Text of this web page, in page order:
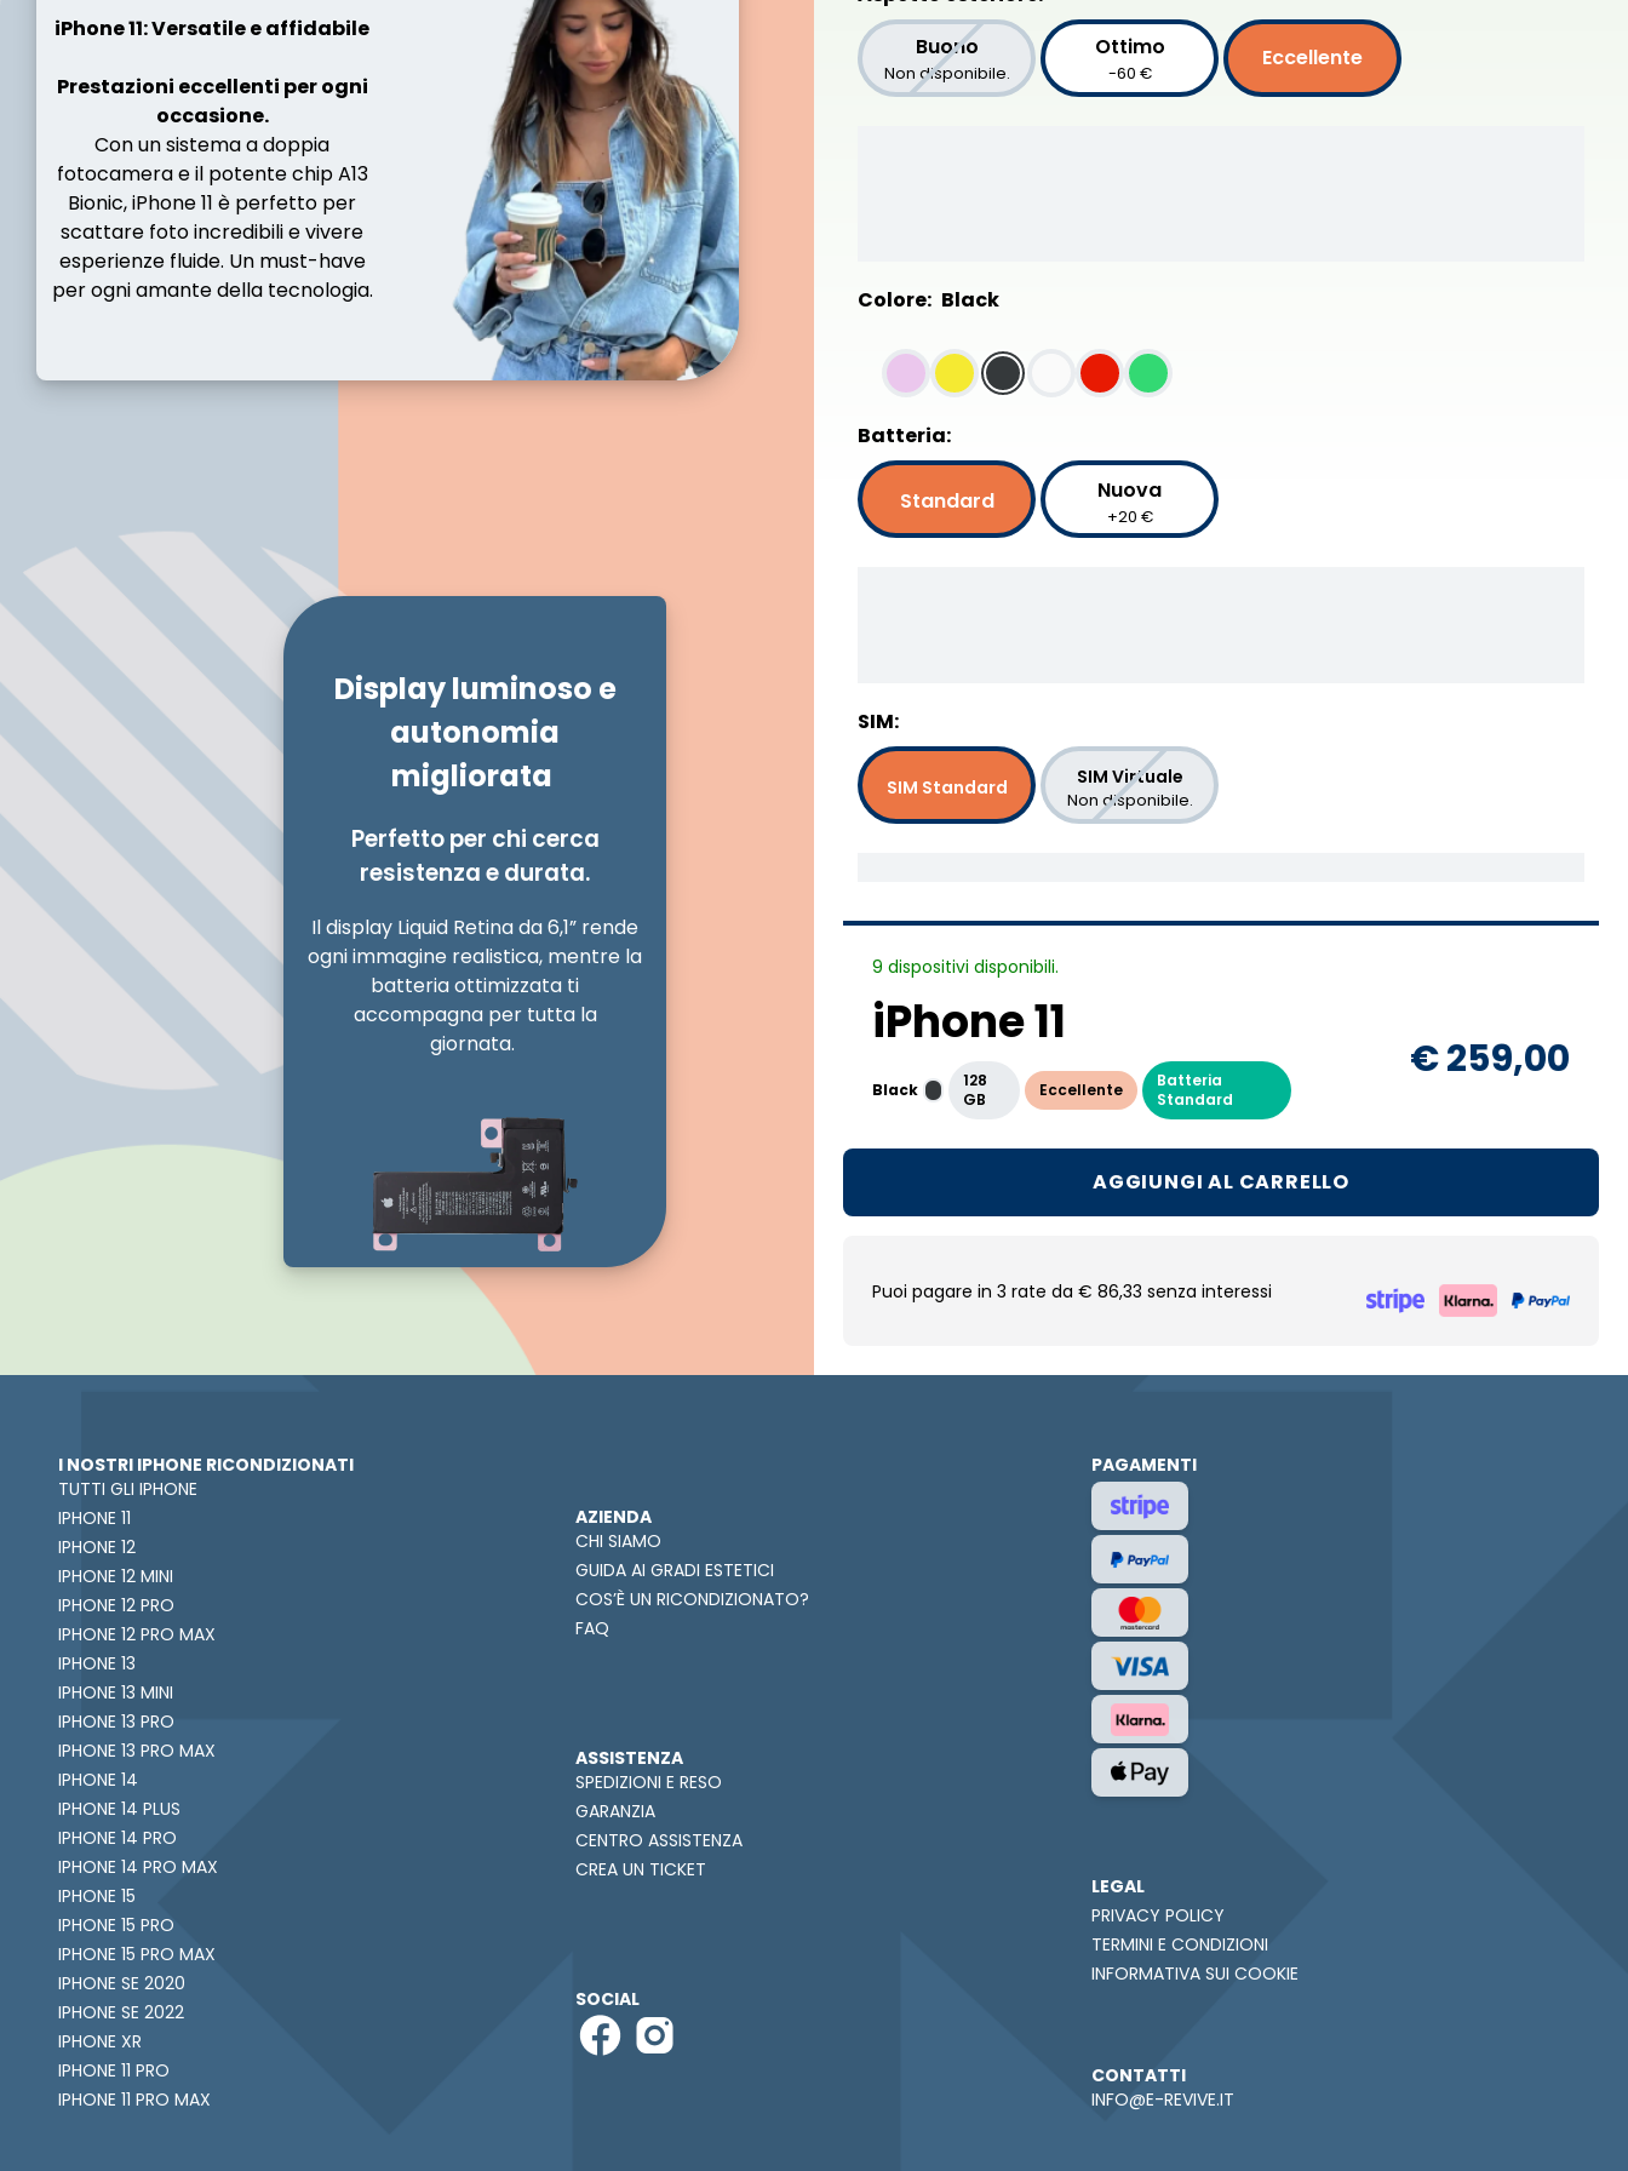
iPhone 11: Versatile e affidabile
Prestazioni eccellenti per ogni
occasione.
Con un sistema a doppia
fotocamera e il potente chip A13
Bionic, iPhone 11 è perfetto per
scattare foto incredibili e vivere
esperienze fluide. Un must-have
per ogni amante della tecnologia.
Display luminoso e
autonomia
migliorata
Perfetto per chi cerca
resistenza e durata.
Il display Liquid Retina da 6,1” rende
ogni immagine realistica, mentre la
batteria ottimizzata ti
accompagna per tutta la
giornata.
Buono
Non disponibile.
Ottimo
-60 €
Eccellente
Colore: Black
Batteria:
Standard Nuova
+20 €
SIM:
SIM Standard SIM Virtuale
Non disponibile.
9 dispositivi disponibili.
iPhone 11
Black
128
GB
Eccellente
Batteria
Standard
€ 259,00
AGGIUNGI AL CARRELLO
Puoi pagare in 3 rate da € 86,33 senza interessi
I NOSTRI IPHONE RICONDIZIONATI
TUTTI GLI IPHONE
IPHONE 11
IPHONE 12
IPHONE 12 MINI
IPHONE 12 PRO
IPHONE 12 PRO MAX
IPHONE 13
IPHONE 13 MINI
IPHONE 13 PRO
IPHONE 13 PRO MAX
IPHONE 14
IPHONE 14 PLUS
IPHONE 14 PRO
IPHONE 14 PRO MAX
IPHONE 15
IPHONE 15 PRO
IPHONE 15 PRO MAX
IPHONE SE 2020
IPHONE SE 2022
IPHONE XR
IPHONE 11 PRO
IPHONE 11 PRO MAX
AZIENDA
CHI SIAMO
GUIDA AI GRADI ESTETICI
COS’È UN RICONDIZIONATO?
FAQ
ASSISTENZA
SPEDIZIONI E RESO
GARANZIA
CENTRO ASSISTENZA
CREA UN TICKET
SOCIAL
PAGAMENTI
LEGAL
PRIVACY POLICY
TERMINI E CONDIZIONI
INFORMATIVA SUI COOKIE
CONTATTI
INFO@E-REVIVE.IT